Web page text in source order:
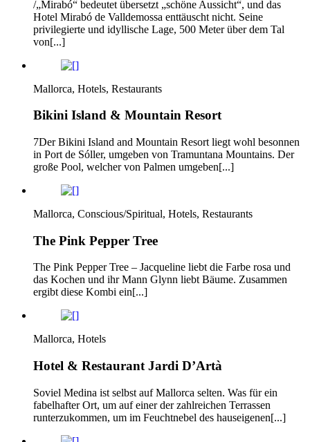
/„Mirabó“ bedeutet übersetzt „schöne Aussicht“, und das
Hotel Mirabó de Valldemossa enttäuscht nicht. Seine
privilegierte und idyllische Lage, 500 Meter über dem Tal
von[...]
Mallorca, Hotels, Restaurants
Bikini Island & Mountain Resort
7Der Bikini Island and Mountain Resort liegt wohl besonnen
in Port de Sóller, umgeben von Tramuntana Mountains. Der
große Pool, welcher von Palmen umgeben[...]
Mallorca, Conscious/Spiritual, Hotels, Restaurants
The Pink Pepper Tree
The Pink Pepper Tree – Jacqueline liebt die Farbe rosa und
das Kochen und ihr Mann Glynn liebt Bäume. Zusammen
ergibt diese Kombi ein[...]
Mallorca, Hotels
Hotel & Restaurant Jardi D’Artà
Soviel Medina ist selbst auf Mallorca selten. Was für ein
fabelhafter Ort, um auf einer der zahlreichen Terrassen
runterzukommen, um im Feuchtnebel des hauseigenen[...]